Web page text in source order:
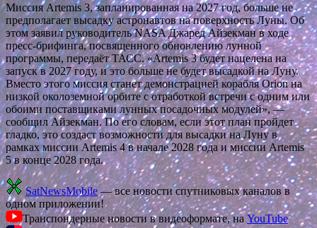
Миссия Artemis 3, запланированная на 2027 год, больше не
предполагает высадку астронавтов на поверхность Луны. Об
этом заявил руководитель NASA Джаред Айзекман в ходе
пресс-брифинга, посвященного обновлению лунной
программы, передаёт ТАСС. «Artemis 3 будет нацелена на
запуск в 2027 году, и это больше не будет высадкой на Луну.
Вместо этого миссия станет демонстрацией корабля Orion на
низкой околоземной орбите с отработкой встречи с одним или
обоими поставщиками лунных посадочных модулей», —
сообщил Айзекман. По его словам, если этот план пройдет
гладко, это создаст возможности для высадки на Луну в
рамках миссии Artemis 4 в начале 2028 года и миссии Artemis
5 в конце 2028 года.
SatNewsMobile— все новости спутниковых каналов в
одном приложении!
Транспондерные новости в видеоформате, наYouTube